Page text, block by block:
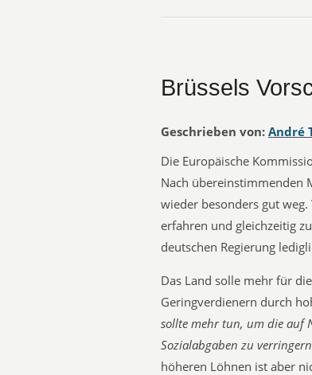
Brüssels
Geschrieben von: André
Die Europäische
Nach übereinstimmenden
wieder besonders gut weg.
erfahren und gleichzeitig
deutschen Regierung
Das Land solle mehr für
Geringverdienern durch
sollte mehr tun, um die auf
Sozialabgaben zu
höheren Löhnen ist aber